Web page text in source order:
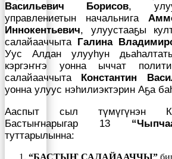
Васильевич Борисов,
управлениетын начальнига
Иннокентьевич, улуустааҕы
салайааччыта Галина
Уус Алдан улууһун
кэргэҥҥэ уонна ыччат
салайааччыта Константин
уонна улуус нэһилиэктэрин Аҕа
Ааспыт сыл түмүгүнэн
Бастыҥнарыгар 13
туттарылынна:
“БАСТЫҤ САЛАЙААЧЧЫ”